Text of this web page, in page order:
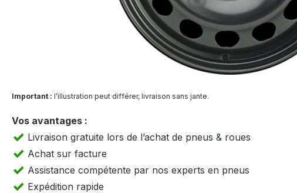
Important : l’illustration peut différer, livraison sans jante.
Vos avantages :
Livraison gratuite lors de l’achat de pneus & roues
Achat sur facture
Assistance compétente par nos experts en pneus
Expédition rapide